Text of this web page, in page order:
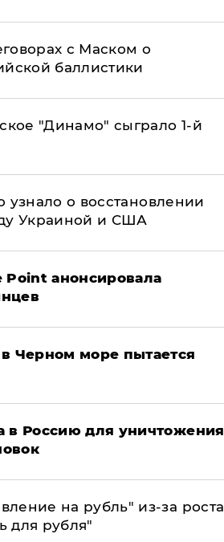
с Маском о
баллистики
"Динамо" сыграло 1-й
о восстановлении
Украиной и США
Point анонсировала
Черном море пытается
в Россию для уничтожения
на рубль" из-за роста
для рубля"